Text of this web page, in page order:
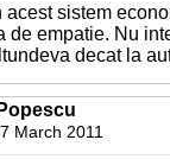
acest sistem
de empatie. Nu
decat la
March 2011